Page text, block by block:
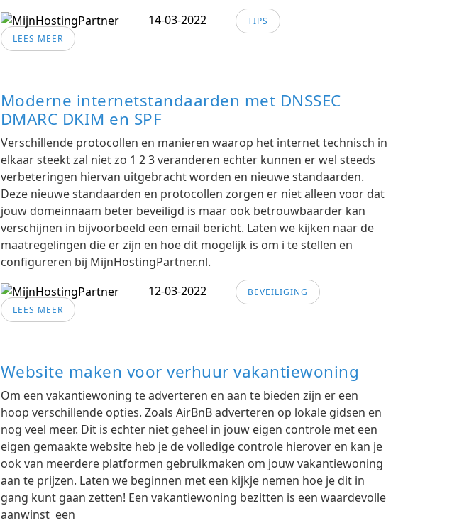
14-03-2022
TIPS
LEES MEER
Moderne internetstandaarden met DNSSEC
DMARC DKIM en SPF
Verschillende protocollen en manieren waarop het internet technisch in
elkaar steekt zal niet zo 1 2 3 veranderen echter kunnen er wel steeds
verbeteringen hiervan uitgebracht worden en nieuwe standaarden.
Deze nieuwe standaarden en protocollen zorgen er niet alleen voor dat
jouw domeinnaam beter beveiligd is maar ook betrouwbaarder kan
verschijnen in bijvoorbeeld een email bericht. Laten we kijken naar de
maatregelingen die er zijn en hoe dit mogelijk is om i te stellen en
configureren bij MijnHostingPartner.nl.
12-03-2022
BEVEILIGING
LEES MEER
Website maken voor verhuur vakantiewoning
Om een vakantiewoning te adverteren en aan te bieden zijn er een
hoop verschillende opties. Zoals AirBnB adverteren op lokale gidsen en
nog veel meer. Dit is echter niet geheel in jouw eigen controle met een
eigen gemaakte website heb je de volledige controle hierover en kan je
ook van meerdere platformen gebruikmaken om jouw vakantiewoning
aan te prijzen. Laten we beginnen met een kijkje nemen hoe je dit in
gang kunt gaan zetten! Een vakantiewoning bezitten is een waardevolle
aanwinst een